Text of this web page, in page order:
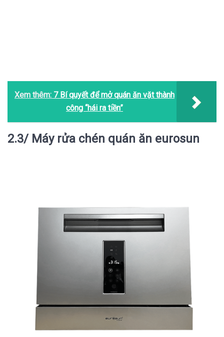
Xem thêm: 7 Bí quyết để mở quán ăn vặt thành
công “hái ra tiền”
2.3/ Máy rửa chén quán ăn eurosun